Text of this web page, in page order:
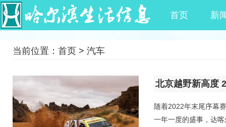
首页 新
当前位置： 首页 > 汽车
北京越野新高度
随着2022年末尾序幕
一年一度的盛事，达